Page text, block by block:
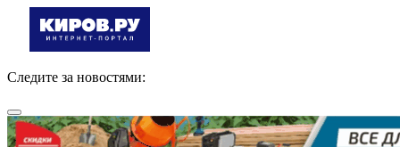
Следите за новостями: